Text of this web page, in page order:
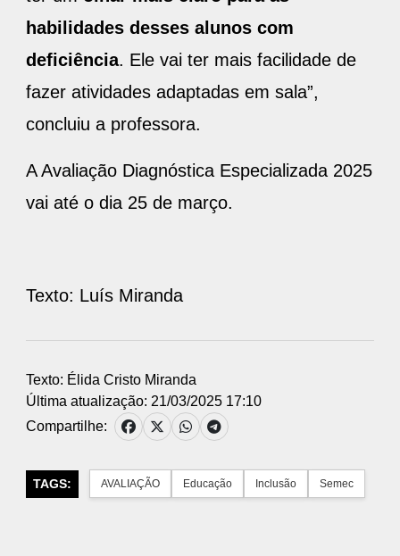
habilidades desses alunos com
deficiência. Ele vai ter mais facilidade de
fazer atividades adaptadas em sala”,
concluiu a professora.
A Avaliação Diagnóstica Especializada 2025
vai até o dia 25 de março.
Texto: Luís Miranda
Texto: Élida Cristo Miranda
Última atualização: 21/03/2025 17:10
Compartilhe:
TAGS: AVALIAÇÃO Educação Inclusão Semec